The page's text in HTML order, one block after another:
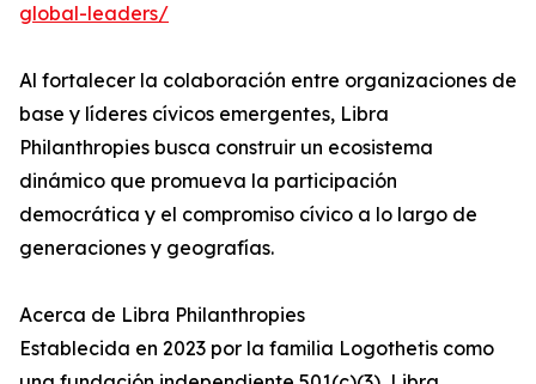
global-leaders/
Al fortalecer la colaboración entre organizaciones de
base y líderes cívicos emergentes, Libra
Philanthropies busca construir un ecosistema
dinámico que promueva la participación
democrática y el compromiso cívico a lo largo de
generaciones y geografías.
Acerca de Libra Philanthropies
Establecida en 2023 por la familia Logothetis como